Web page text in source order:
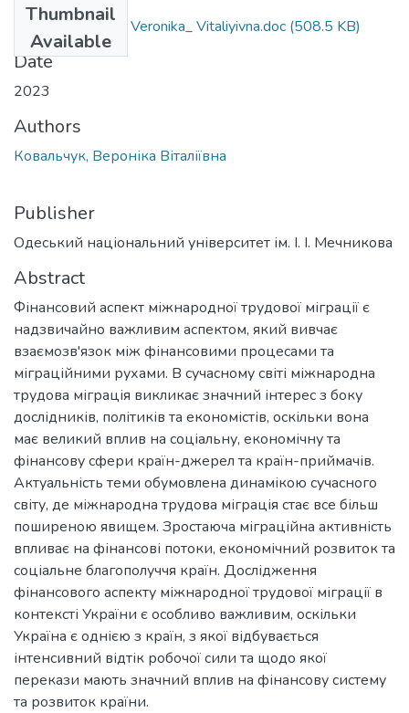
Thumbnail
Available
292_Koval_chuk_ Veronika_ Vitaliyivna.doc (508.5 KB)
Date
2023
Authors
Ковальчук, Вероніка Віталіївна
Publisher
Одеський національний університет ім. І. І. Мечникова
Abstract
Фінансовий аспект міжнародної трудової міграції є
надзвичайно важливим аспектом, який вивчає
взаємозв'язок між фінансовими процесами та
міграційними рухами. В сучасному світі міжнародна
трудова міграція викликає значний інтерес з боку
дослідників, політиків та економістів, оскільки вона
має великий вплив на соціальну, економічну та
фінансову сфери країн-джерел та країн-приймачів.
Актуальність теми обумовлена динамікою сучасного
світу, де міжнародна трудова міграція стає все більш
поширеною явищем. Зростаюча міграційна активність
впливає на фінансові потоки, економічний розвиток та
соціальне благополуччя країн. Дослідження
фінансового аспекту міжнародної трудової міграції в
контексті України є особливо важливим, оскільки
Україна є однією з країн, з якої відбувається
інтенсивний відтік робочої сили та щодо якої
перекази мають значний вплив на фінансову систему
та розвиток країни.